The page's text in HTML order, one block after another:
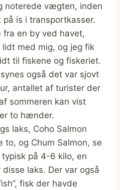
noterede vægten, inden
is i transportkasser.
fra en by ved havet,
med mig, og jeg fik
til fiskene og fiskeriet.
også det var sjovt
antallet af turister der
sommeren kan vist
to hænder.
laks, Coho Salmon
to, og Chum Salmon, se
på 4-6 kilo, en
laks. Der var også
fisk der havde